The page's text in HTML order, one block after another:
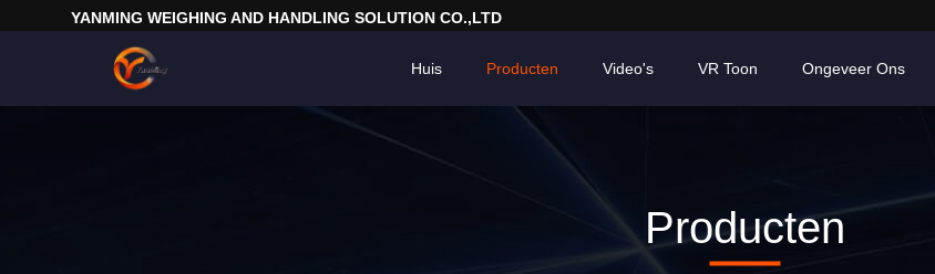
YANMING WEIGHING AND HANDLING SOLUTION CO.,LTD
Huis Producten Video's VR Toon Ongeveer Ons
Producten